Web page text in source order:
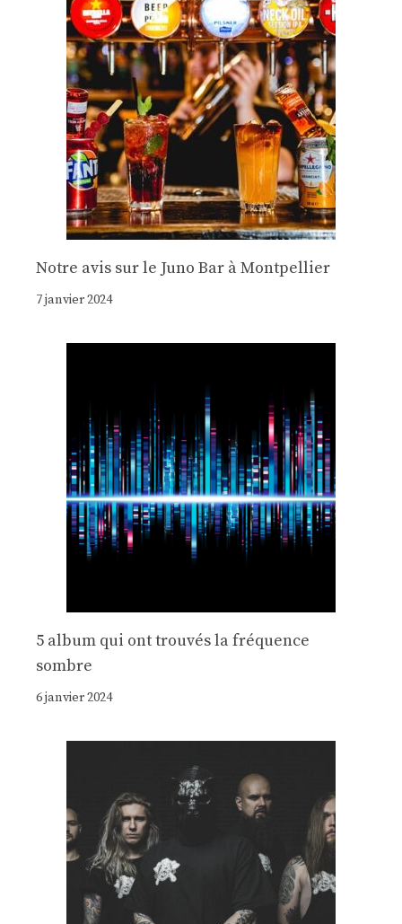
Notre avis sur le Juno Bar à Montpellier
7 janvier 2024
5 album qui ont trouvés la fréquence
sombre
6 janvier 2024